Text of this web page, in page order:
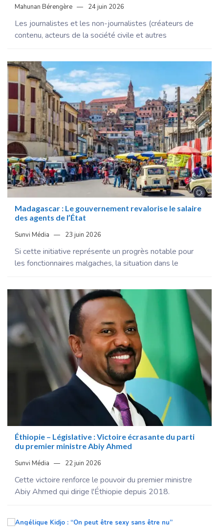
Mahunan Bérengère 24 juin 2026
Les journalistes et les non-journalistes (créateurs de
contenu, acteurs de la société civile et autres
Madagascar : Le gouvernement revalorise le salaire
des agents de l’État
Sunvi Média 23 juin 2026
Si cette initiative représente un progrès notable pour
les fonctionnaires malgaches, la situation dans le
Éthiopie – Législative : Victoire écrasante du parti
du premier ministre Abiy Ahmed
Sunvi Média 22 juin 2026
Cette victoire renforce le pouvoir du premier ministre
Abiy Ahmed qui dirige l'Éthiopie depuis 2018.